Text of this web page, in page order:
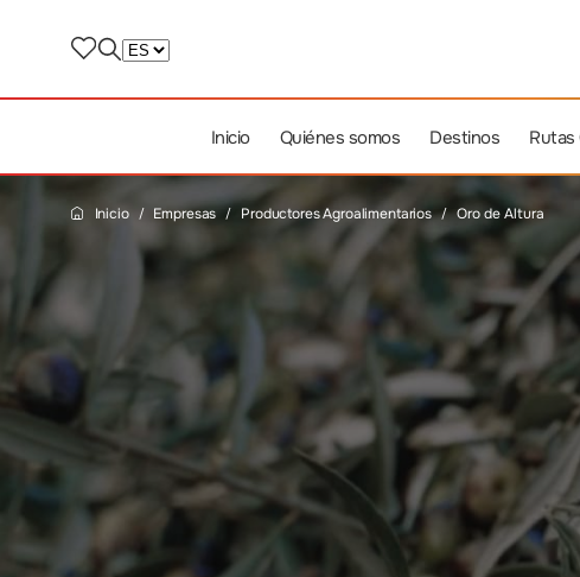
Inicio Quiénes somos Destinos Rutas
Inicio Empresas Productores Agroalimentarios Oro de Altura